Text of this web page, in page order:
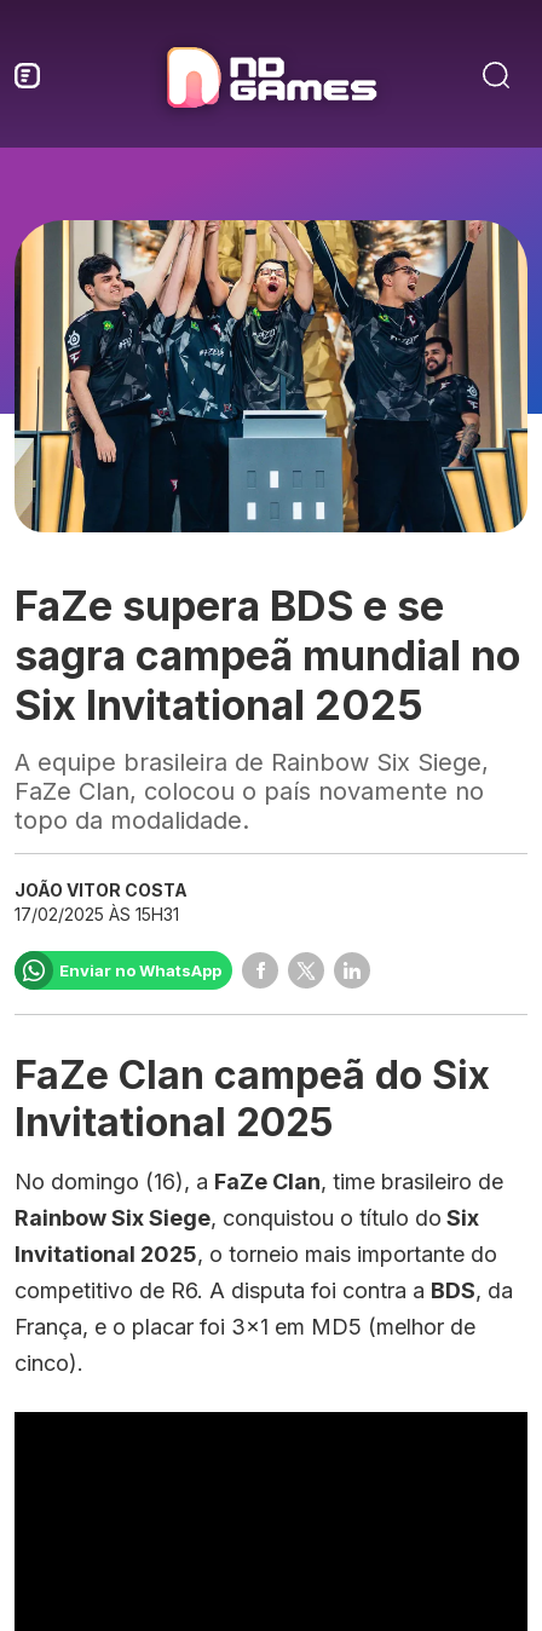
FaZe supera BDS e se
sagra campeã mundial no
Six Invitational 2025
A equipe brasileira de Rainbow Six Siege,
FaZe Clan, colocou o país novamente no
topo da modalidade.
JOÃO VITOR COSTA
17/02/2025 ÀS 15H31
Enviar no WhatsApp
FaZe Clan campeã do Six
Invitational 2025
No domingo (16), a FaZe Clan, time brasileiro de
Rainbow Six Siege, conquistou o título do Six
Invitational 2025, o torneio mais importante do
competitivo de R6. A disputa foi contra a BDS, da
França, e o placar foi 3×1 em MD5 (melhor de
cinco).